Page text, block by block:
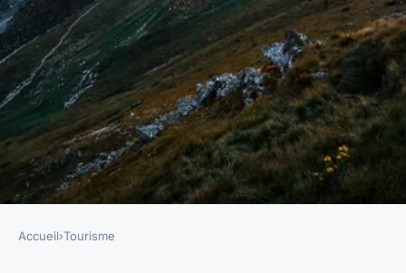
Accueil›Tourisme